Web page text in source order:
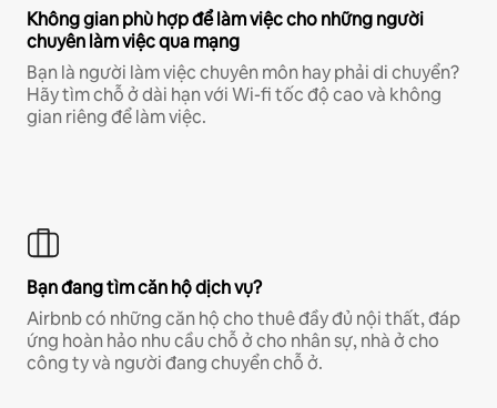
Không gian phù hợp để làm việc cho những người
chuyên làm việc qua mạng
Bạn là người làm việc chuyên môn hay phải di chuyển?
Hãy tìm chỗ ở dài hạn với Wi-fi tốc độ cao và không
gian riêng để làm việc.
Bạn đang tìm căn hộ dịch vụ?
Airbnb có những căn hộ cho thuê đầy đủ nội thất, đáp
ứng hoàn hảo nhu cầu chỗ ở cho nhân sự, nhà ở cho
công ty và người đang chuyển chỗ ở.